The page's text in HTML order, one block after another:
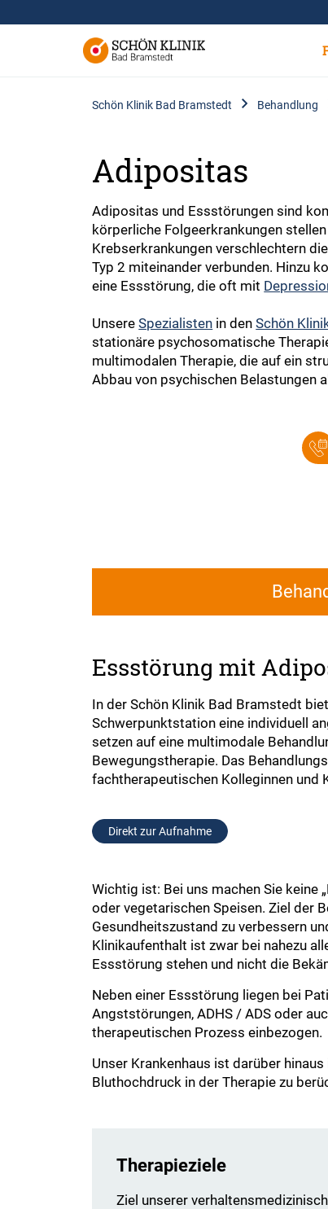
Schön Klinik Bad Bramstedt Behandlung
Adipositas
Adipositas und Essstörungen sind
körperliche Folgeerkrankungen
Krebserkrankungen verschlechtern
Typ 2 miteinander verbunden. Hinzu
eine Essstörung, die oft mit
UnsereSpezialisten in denSchön
stationäre psychosomatische
multimodalen Therapie, die auf ein
Abbau von psychischen Belastungen
Essstörung mit
In der Schön Klinik Bad Bramstedt
Schwerpunktstation eine individuell
setzen auf eine multimodale
Bewegungstherapie. Das
fachtherapeutischen Kolleginnen und
Direkt zur Aufnahme
Wichtig ist: Bei uns machen Sie keine
oder vegetarischen Speisen. Ziel der
Gesundheitszustand zu verbessern
Klinikaufenthalt ist zwar bei nahezu
Essstörung stehen und nicht die
Neben einer Essstörung liegen bei
Angststörungen, ADHS / ADS oder
therapeutischen Prozess einbezogen.
Unser Krankenhaus ist darüber
Bluthochdruck in der Therapie zu
Therapieziele
Ziel unserer